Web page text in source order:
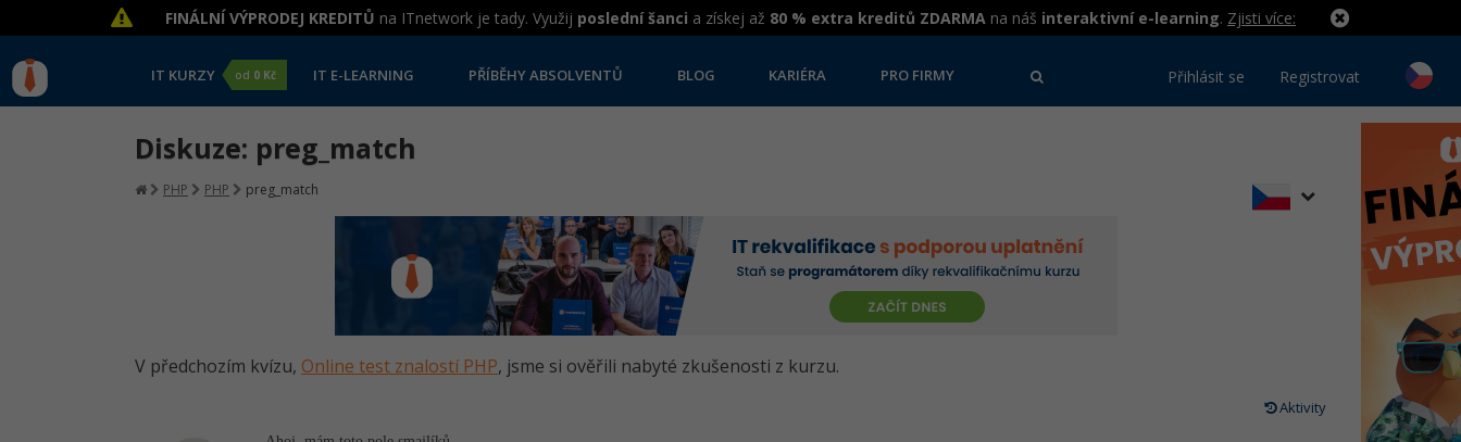
FINÁLNÍ VÝPRODEJ KREDITŮ na ITnetwork je tady. Využij poslední šanci a získej až 80 % extra kreditů ZDARMA na náš interaktivní e-learning. Zjisti více:
IT KURZY od 0 Kč IT E-LEARNING PŘÍBĚHY ABSOLVENTŮ BLOG KARIÉRA PRO FIRMY Přihlásit se Registrovat
Diskuze: preg_match
PHP PHP preg_match
V předchozím kvízu, Online test znalostí PHP, jsme si ověřili nabyté zkušenosti z kurzu.
Aktivity